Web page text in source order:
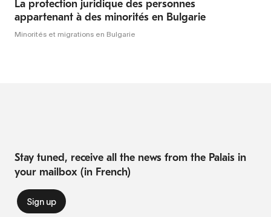
La protection juridique des personnes
appartenant à des minorités en Bulgarie
Minorités et migrations en Bulgarie
Stay tuned, receive all the news from the Palais in
your mailbox (in French)